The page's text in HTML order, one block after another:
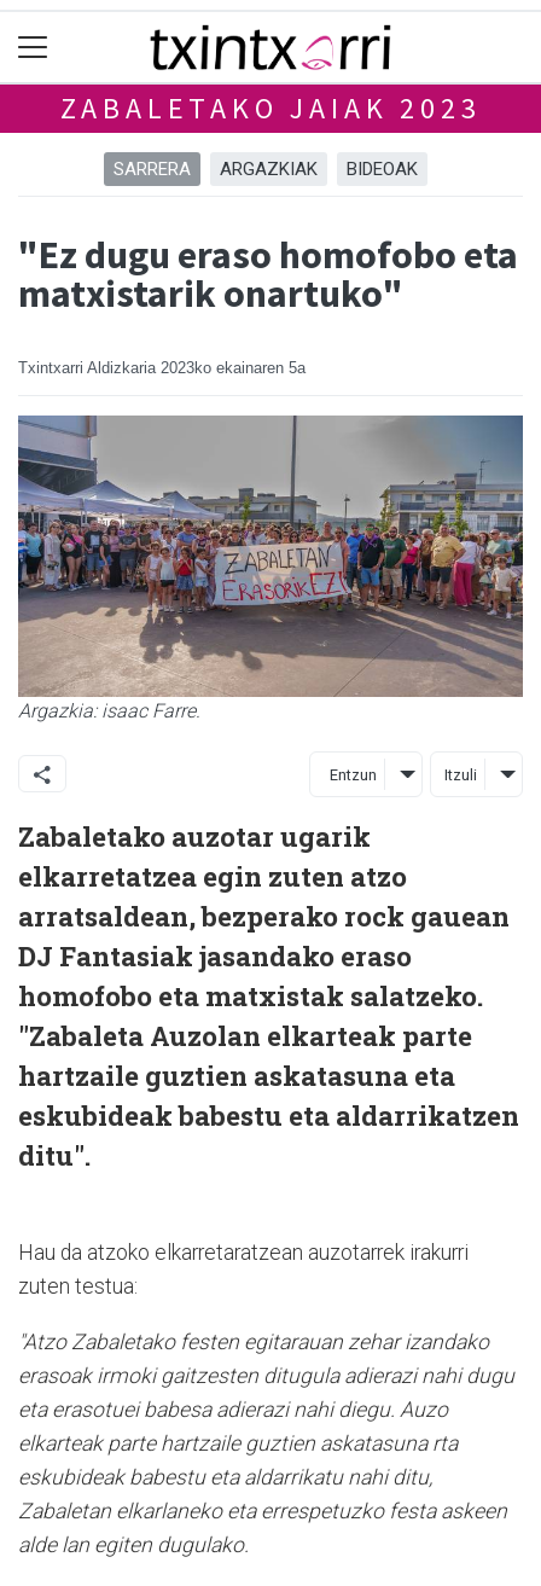
ZABALETAKO JAIAK 2023
SARRERA ARGAZKIAK BIDEOAK
"Ez dugu eraso homofobo eta
matxistarik onartuko"
Txintxarri Aldizkaria 2023ko ekainaren 5a
Argazkia: isaac Farre.
Entzun Itzuli
Zabaletako auzotar ugarik
elkarretatzea egin zuten atzo
arratsaldean, bezperako rock gauean
DJ Fantasiak jasandako eraso
homofobo eta matxistak salatzeko.
"Zabaleta Auzolan elkarteak parte
hartzaile guztien askatasuna eta
eskubideak babestu eta aldarrikatzen
ditu".
Hau da atzoko elkarretaratzean auzotarrek irakurri
zuten testua:
"Atzo Zabaletako festen egitarauan zehar izandako
erasoak irmoki gaitzesten ditugula adierazi nahi dugu
eta erasotuei babesa adierazi nahi diegu. Auzo
elkarteak parte hartzaile guztien askatasuna rta
eskubideak babestu eta aldarrikatu nahi ditu,
Zabaletan elkarlaneko eta errespetuzko festa askeen
alde lan egiten dugulako.